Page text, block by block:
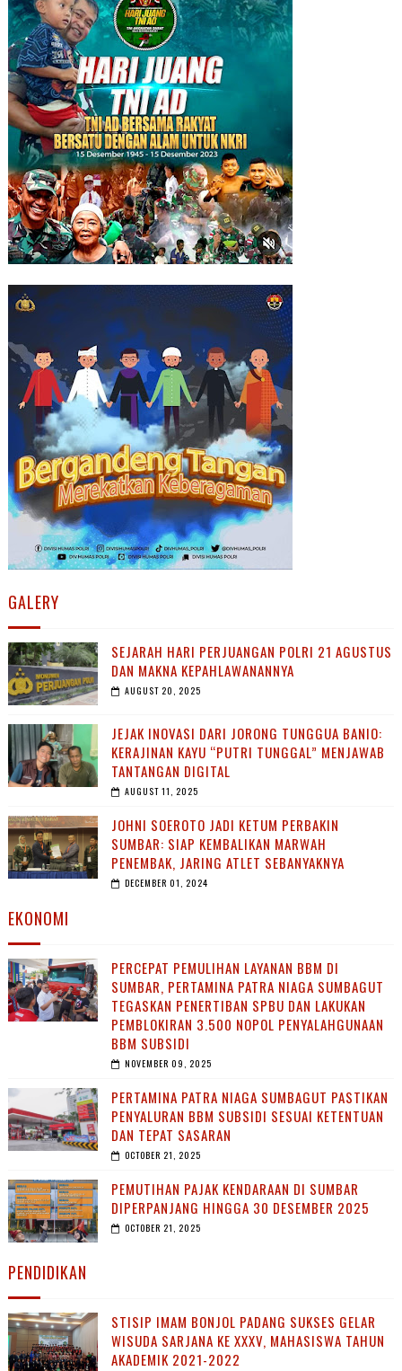
GALERY
SEJARAH HARI PERJUANGAN POLRI 21 AGUSTUS
DAN MAKNA KEPAHLAWANANNYA
AUGUST 20, 2025
JEJAK INOVASI DARI JORONG TUNGGUA BANIO:
KERAJINAN KAYU “PUTRI TUNGGAL” MENJAWAB
TANTANGAN DIGITAL
AUGUST 11, 2025
JOHNI SOEROTO JADI KETUM PERBAKIN
SUMBAR: SIAP KEMBALIKAN MARWAH
PENEMBAK, JARING ATLET SEBANYAKNYA
DECEMBER 01, 2024
EKONOMI
PERCEPAT PEMULIHAN LAYANAN BBM DI
SUMBAR, PERTAMINA PATRA NIAGA SUMBAGUT
TEGASKAN PENERTIBAN SPBU DAN LAKUKAN
PEMBLOKIRAN 3.500 NOPOL PENYALAHGUNAAN
BBM SUBSIDI
NOVEMBER 09, 2025
PERTAMINA PATRA NIAGA SUMBAGUT PASTIKAN
PENYALURAN BBM SUBSIDI SESUAI KETENTUAN
DAN TEPAT SASARAN
OCTOBER 21, 2025
PEMUTIHAN PAJAK KENDARAAN DI SUMBAR
DIPERPANJANG HINGGA 30 DESEMBER 2025
OCTOBER 21, 2025
PENDIDIKAN
STISIP IMAM BONJOL PADANG SUKSES GELAR
WISUDA SARJANA KE XXXV, MAHASISWA TAHUN
AKADEMIK 2021-2022